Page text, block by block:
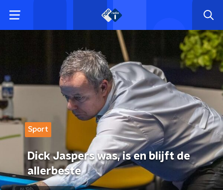
Sport
Dick Jaspers was, is en blijft de
allerbeste